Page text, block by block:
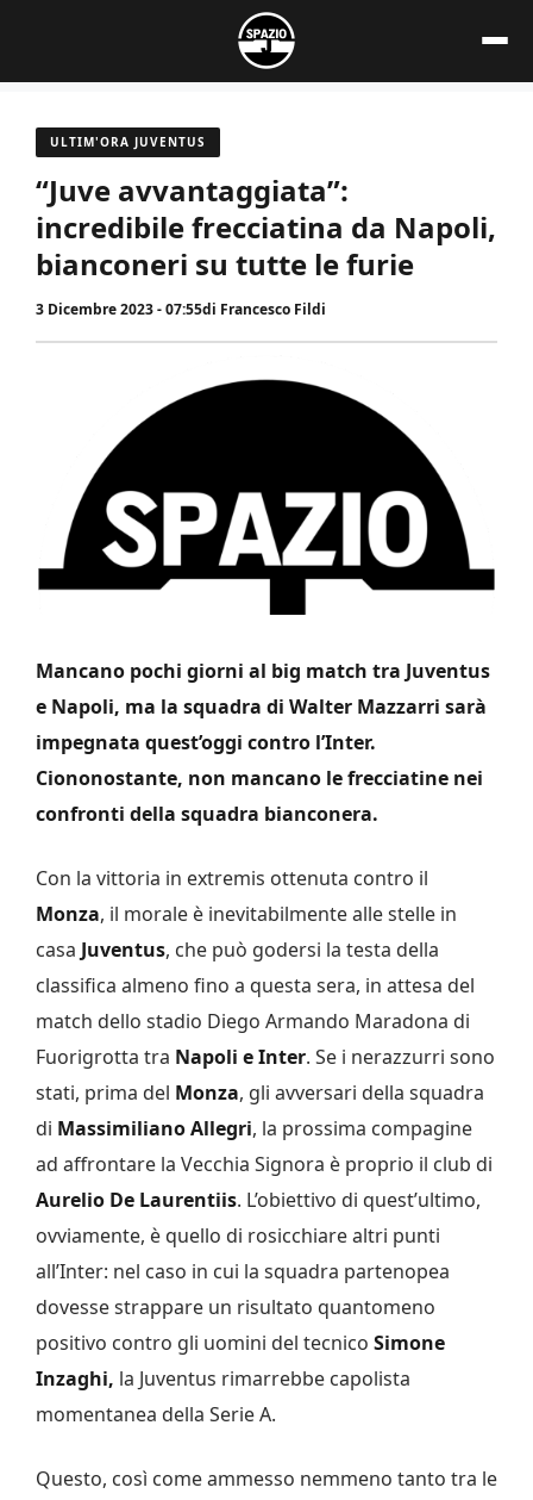
contenuto
ULTIM'ORA JUVENTUS
“Juve avvantaggiata”:
incredibile frecciatina da Napoli,
bianconeri su tutte le furie
3 Dicembre 2023 - 07:55di Francesco Fildi
Mancano pochi giorni al big match tra Juventus
e Napoli, ma la squadra di Walter Mazzarri sarà
impegnata quest’oggi contro l’Inter.
Ciononostante, non mancano le frecciatine nei
confronti della squadra bianconera.
Con la vittoria in extremis ottenuta contro il
Monza, il morale è inevitabilmente alle stelle in
casa Juventus, che può godersi la testa della
classifica almeno fino a questa sera, in attesa del
match dello stadio Diego Armando Maradona di
Fuorigrotta tra Napoli e Inter. Se i nerazzurri sono
stati, prima del Monza, gli avversari della squadra
di Massimiliano Allegri, la prossima compagine
ad affrontare la Vecchia Signora è proprio il club di
Aurelio De Laurentiis. L’obiettivo di quest’ultimo,
ovviamente, è quello di rosicchiare altri punti
all’Inter: nel caso in cui la squadra partenopea
dovesse strappare un risultato quantomeno
positivo contro gli uomini del tecnico Simone
Inzaghi, la Juventus rimarrebbe capolista
momentanea della Serie A.
Questo, così come ammesso nemmeno tanto tra le